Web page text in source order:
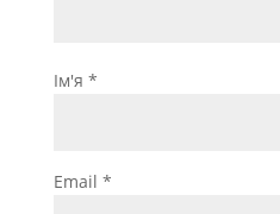
Ім'я *
Email *